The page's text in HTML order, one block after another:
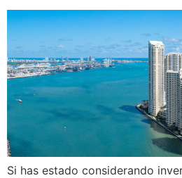
Si has estado considerando